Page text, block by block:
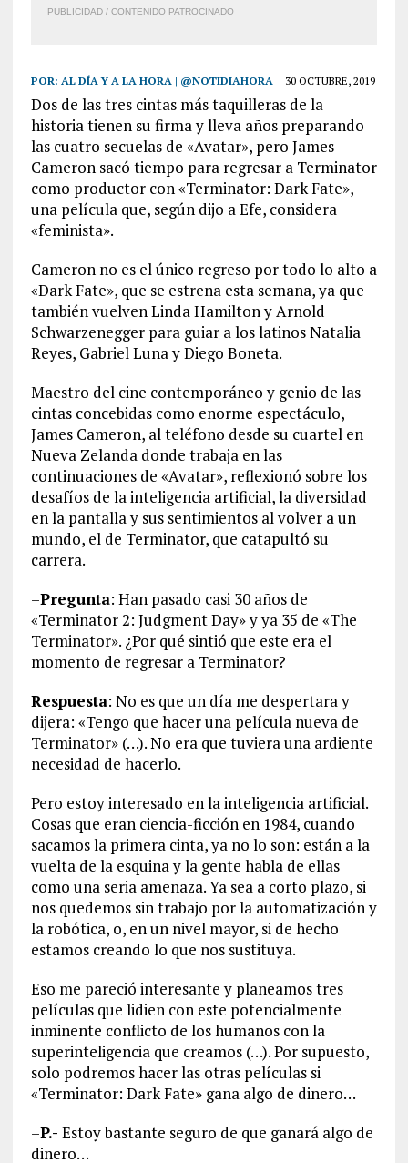
PUBLICIDAD / CONTENIDO PATROCINADO
POR: AL DÍA Y A LA HORA | @NOTIDIAHORA 30 OCTUBRE, 2019
Dos de las tres cintas más taquilleras de la
historia tienen su firma y lleva años preparando
las cuatro secuelas de «Avatar», pero James
Cameron sacó tiempo para regresar a Terminator
como productor con «Terminator: Dark Fate»,
una película que, según dijo a Efe, considera
«feminista».
Cameron no es el único regreso por todo lo alto a
«Dark Fate», que se estrena esta semana, ya que
también vuelven Linda Hamilton y Arnold
Schwarzenegger para guiar a los latinos Natalia
Reyes, Gabriel Luna y Diego Boneta.
Maestro del cine contemporáneo y genio de las
cintas concebidas como enorme espectáculo,
James Cameron, al teléfono desde su cuartel en
Nueva Zelanda donde trabaja en las
continuaciones de «Avatar», reflexionó sobre los
desafíos de la inteligencia artificial, la diversidad
en la pantalla y sus sentimientos al volver a un
mundo, el de Terminator, que catapultó su
carrera.
–Pregunta: Han pasado casi 30 años de
«Terminator 2: Judgment Day» y ya 35 de «The
Terminator». ¿Por qué sintió que este era el
momento de regresar a Terminator?
Respuesta: No es que un día me despertara y
dijera: «Tengo que hacer una película nueva de
Terminator» (…). No era que tuviera una ardiente
necesidad de hacerlo.
Pero estoy interesado en la inteligencia artificial.
Cosas que eran ciencia-ficción en 1984, cuando
sacamos la primera cinta, ya no lo son: están a la
vuelta de la esquina y la gente habla de ellas
como una seria amenaza. Ya sea a corto plazo, si
nos quedemos sin trabajo por la automatización y
la robótica, o, en un nivel mayor, si de hecho
estamos creando lo que nos sustituya.
Eso me pareció interesante y planeamos tres
películas que lidien con este potencialmente
inminente conflicto de los humanos con la
superinteligencia que creamos (…). Por supuesto,
solo podremos hacer las otras películas si
«Terminator: Dark Fate» gana algo de dinero…
–P.- Estoy bastante seguro de que ganará algo de
dinero…